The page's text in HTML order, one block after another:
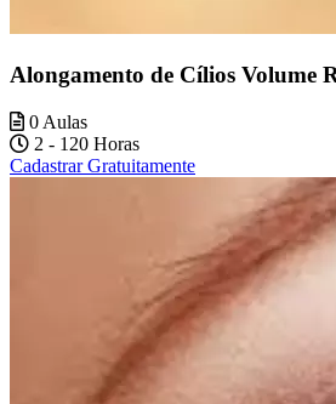
Alongamento de Cílios Volume
0 Aulas
2 - 120 Horas
Cadastrar Gratuitamente